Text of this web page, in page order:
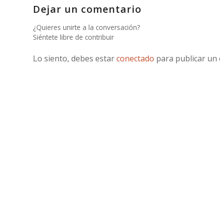
Dejar un comentario
¿Quieres unirte a la conversación?
Siéntete libre de contribuir
Lo siento, debes estarconectado para publicar un